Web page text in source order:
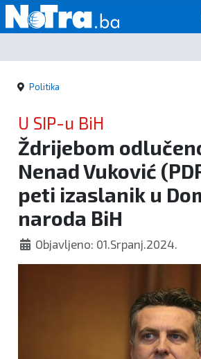
Početna
Vijesti
Sport
Kultura
Crna
kronika
Politika
Politika
U SIP-u BiH
Ždrijebom
Nenad Vuković
peti izaslanik u
naroda BiH
Objavljeno: 01.Srpanj.2024.